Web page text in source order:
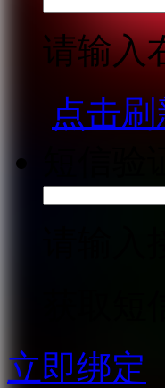
请输入
点击刷
立即绑定